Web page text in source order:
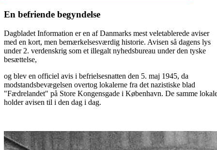
En befriende begyndelse
Dagbladet Information er en af Danmarks mest veletablerede aviser
med en kort, men bemærkelsesværdig historie. Avisen så dagens lys
under 2. verdenskrig som et illegalt nyhedsbureau under den tyske
besættelse,
og blev en officiel avis i befrielsesnatten den 5. maj 1945, da
modstandsbevægelsen overtog lokalerne fra det nazistiske blad
"Fædrelandet" på Store Kongensgade i København. De samme
holder avisen til i den dag i dag.